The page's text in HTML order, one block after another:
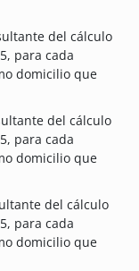
del cálculo
para cada
domicilio que
del cálculo
para cada
domicilio que
del cálculo
para cada
domicilio que